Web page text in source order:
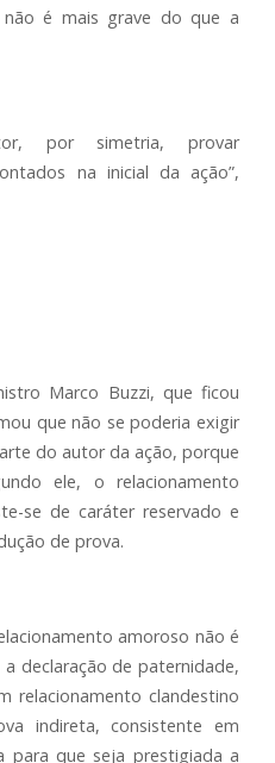
é mais grave do que a
por simetria, provar
na inicial da ação”,
Marco Buzzi, que ficou
que não se poderia exigir
do autor da ação, porque
ele, o relacionamento
se de caráter reservado e
de prova.
amoroso não é
declaração de paternidade,
relacionamento clandestino
indireta, consistente em
para que seja prestigiada a